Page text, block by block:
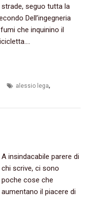
strade, seguo tutta la
Dell’ingegneria
che inquinino il
alessio lega,
A insindacabile parere di
chi scrive, ci sono
poche cose che
aumentano il piacere di